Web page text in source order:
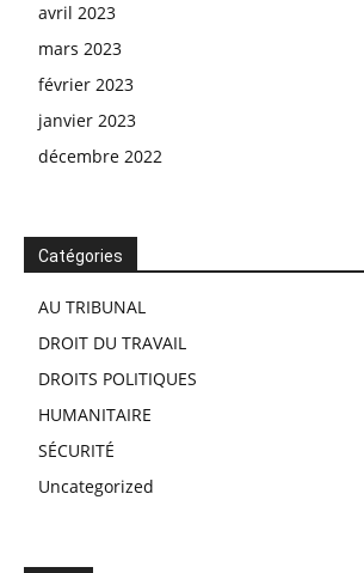
avril 2023
mars 2023
février 2023
janvier 2023
décembre 2022
Catégories
AU TRIBUNAL
DROIT DU TRAVAIL
DROITS POLITIQUES
HUMANITAIRE
SÉCURITÉ
Uncategorized